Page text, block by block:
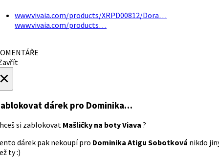
www.vivaia.com/products/XRPD00812/Dora…
www.vivaia.com/products…
dárek pro Dominika…
si zablokovat Mašličky na boty Viava ?
dárek pak nekoupí pro Dominika Atigu Sobotková nikdo
ty :)